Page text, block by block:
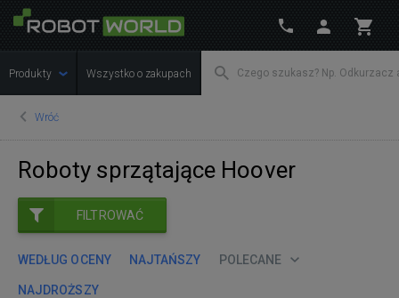
Produkty Wszystko o zakupach
Wróć
Roboty sprzątające Hoover
FILTROWAĆ
WEDŁUG OCENY NAJTAŃSZY POLECANE
NAJDROŻSZY